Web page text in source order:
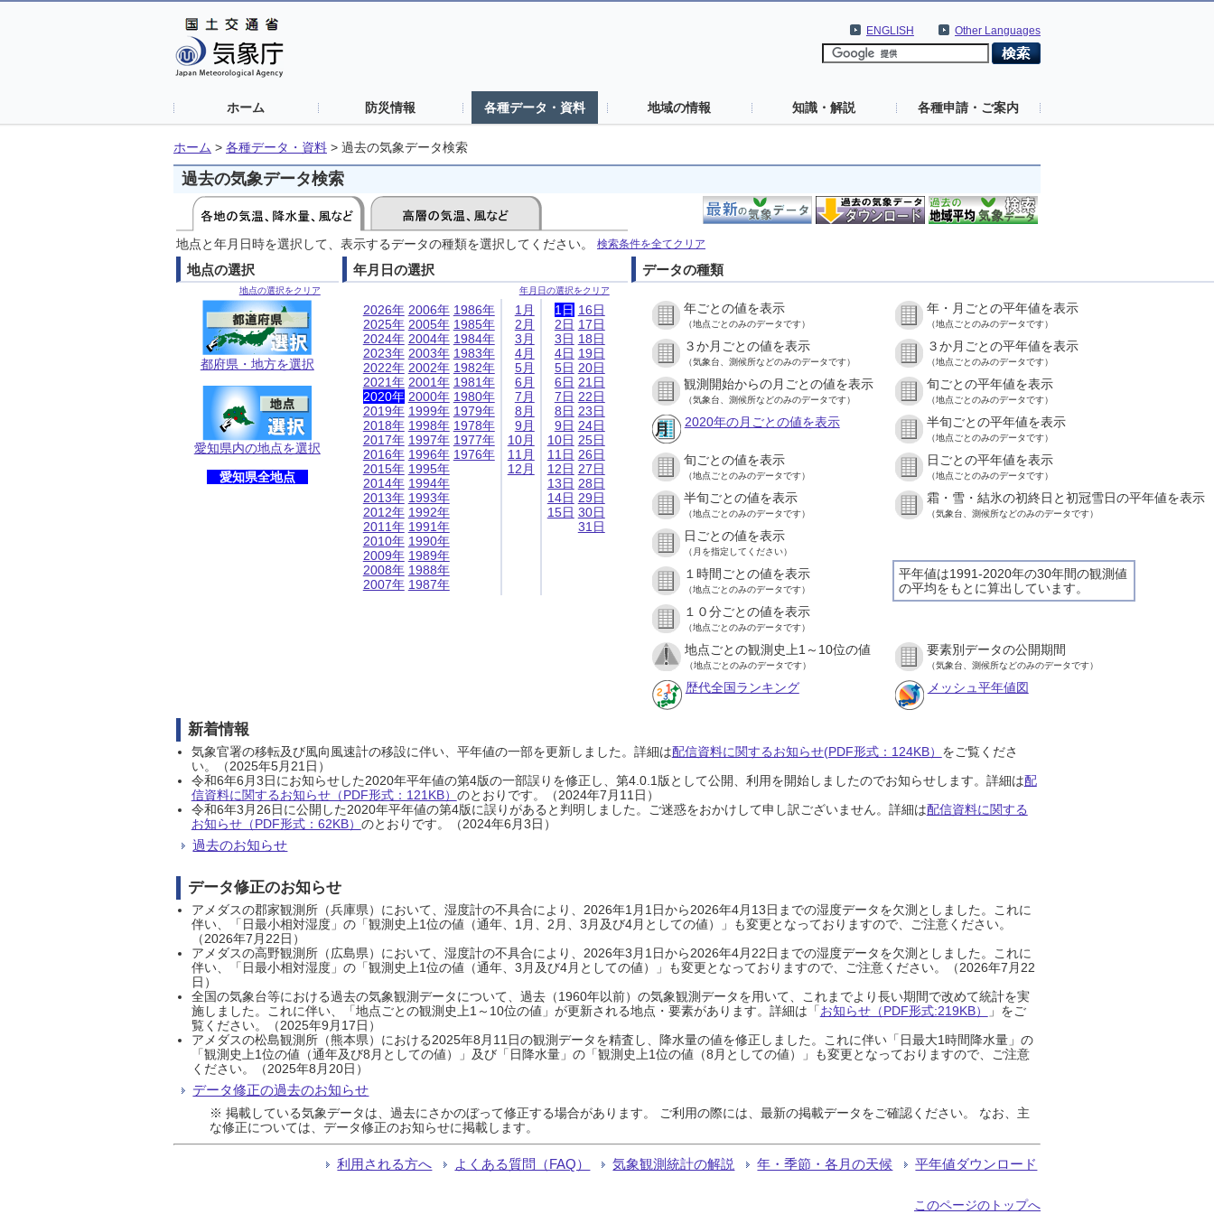
Other Languages
ENGLISH
ホーム 防災情報 各種データ・資料 地域の情報 知識・解説 各種申請・ご案内
ホーム > 各種データ・資料 > 過去の気象データ検索
過去の気象データ検索
地点と年月日時を選択して、表示するデータの種類を選択してください。 検索条件を全てクリア
地点の選択
地点の選択をクリア
都府県・地方を選択
愛知県内の地点を選択
愛知県全地点
年月日の選択
年月日の選択をクリア
2026年
2025年
2024年
2023年
2022年
2021年
2020年
2019年
2018年
2017年
2016年
2015年
2014年
2013年
2012年
2011年
2010年
2009年
2008年
2007年
2006年
2005年
2004年
2003年
2002年
2001年
2000年
1999年
1998年
1997年
1996年
1995年
1994年
1993年
1992年
1991年
1990年
1989年
1988年
1987年
1986年
1985年
1984年
1983年
1982年
1981年
1980年
1979年
1978年
1977年
1976年
1月
2月
3月
4月
5月
6月
7月
8月
9月
10月
11月
12月
1日
2日
3日
4日
5日
6日
7日
8日
9日
10日
11日
12日
13日
14日
15日
16日
17日
18日
19日
20日
21日
22日
23日
24日
25日
26日
27日
28日
29日
30日
31日
データの種類
年ごとの値を表示
（地点ごとのみのデータです）
年・月ごとの平年値を表示
（地点ごとのみのデータです）
３か月ごとの値を表示
（気象台、測候所などのみのデータです）
３か月ごとの平年値を表示
（地点ごとのみのデータです）
観測開始からの月ごとの値を表示
（気象台、測候所などのみのデータです）
旬ごとの平年値を表示
（地点ごとのみのデータです）
2020年の月ごとの値を表示 半旬ごとの平年値を表示
（地点ごとのみのデータです）
旬ごとの値を表示
（地点ごとのみのデータです）
日ごとの平年値を表示
（地点ごとのみのデータです）
半旬ごとの値を表示
（地点ごとのみのデータです）
霜・雪・結氷の初終日と初冠雪日の平年値を表示
（気象台、測候所などのみのデータです）
日ごとの値を表示
（月を指定してください）
平年値は1991-2020年の30年間の観測値
の平均をもとに算出しています。
１時間ごとの値を表示
（地点ごとのみのデータです）
１０分ごとの値を表示
（地点ごとのみのデータです）
地点ごとの観測史上1～10位の値
（地点ごとのみのデータです）
要素別データの公開期間
（気象台、測候所などのみのデータです）
歴代全国ランキング メッシュ平年値図
新着情報
気象官署の移転及び風向風速計の移設に伴い、平年値の一部を更新しました。詳細は配信資料に関するお知らせ(PDF形式：124KB） をご覧くださ
い。（2025年5月21日）
令和6年6月3日にお知らせした2020年平年値の第4版の一部誤りを修正し、第4.0.1版として公開、利用を開始しましたのでお知らせします。詳細は配
信資料に関するお知らせ（PDF形式：121KB） のとおりです。（2024年7月11日）
令和6年3月26日に公開した2020年平年値の第4版に誤りがあると判明しました。ご迷惑をおかけして申し訳ございません。詳細は配信資料に関する
お知らせ（PDF形式：62KB） のとおりです。（2024年6月3日）
過去のお知らせ
データ修正のお知らせ
アメダスの郡家観測所（兵庫県）において、湿度計の不具合により、2026年1月1日から2026年4月13日までの湿度データを欠測としました。これに
伴い、「日最小相対湿度」の「観測史上1位の値（通年、1月、2月、3月及び4月としての値）」も変更となっておりますので、ご注意ください。
（2026年7月22日）
アメダスの高野観測所（広島県）において、湿度計の不具合により、2026年3月1日から2026年4月22日までの湿度データを欠測としました。これに
伴い、「日最小相対湿度」の「観測史上1位の値（通年、3月及び4月としての値）」も変更となっておりますので、ご注意ください。（2026年7月22
日）
全国の気象台等における過去の気象観測データについて、過去（1960年以前）の気象観測データを用いて、これまでより長い期間で改めて統計を実
施しました。これに伴い、「地点ごとの観測史上1～10位の値」が更新される地点・要素があります。詳細は「お知らせ（PDF形式:219KB）
」をご
覧ください。（2025年9月17日）
アメダスの松島観測所（熊本県）における2025年8月11日の観測データを精査し、降水量の値を修正しました。これに伴い「日最大1時間降水量」の
「観測史上1位の値（通年及び8月としての値）」及び「日降水量」の「観測史上1位の値（8月としての値）」も変更となっておりますので、ご注意
ください。（2025年8月20日）
データ修正の過去のお知らせ
※ 掲載している気象データは、過去にさかのぼって修正する場合があります。 ご利用の際には、最新の掲載データをご確認ください。 なお、主
な修正については、データ修正のお知らせに掲載します。
利用される方へ よくある質問（FAQ） 気象観測統計の解説 年・季節・各月の天候 平年値ダウンロード
このページのトップへ